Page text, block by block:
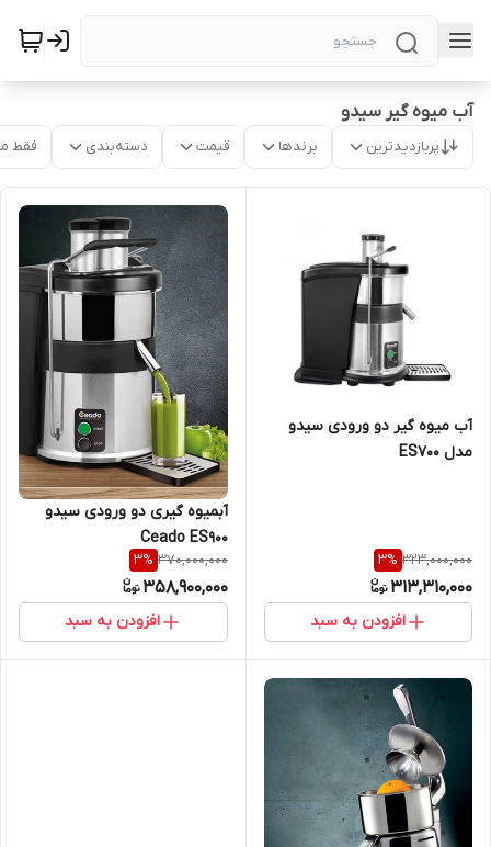
آب میوه گیر سیدو
پربازدیدترین برندها قیمت دسته‌بندی فقط
آب میوه گیر دو ورودی سیدو
مدل ES700
323,000,000
3%
313,310,000
افزودن به سبد
آبمیوه گیری دو ورودی سیدو
Ceado ES900
370,000,000
3%
358,900,000
افزودن به سبد